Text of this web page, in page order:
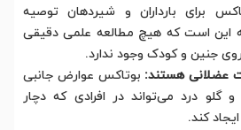
برای بارداران و شیردهان توصیه
این است که هیچ مطالعه علمی دقیقی
جنین و کودک وجود ندارد.
بوتاکس عوارض جانبی
گلو درد می‌تواند در افرادی که دچار
کند.